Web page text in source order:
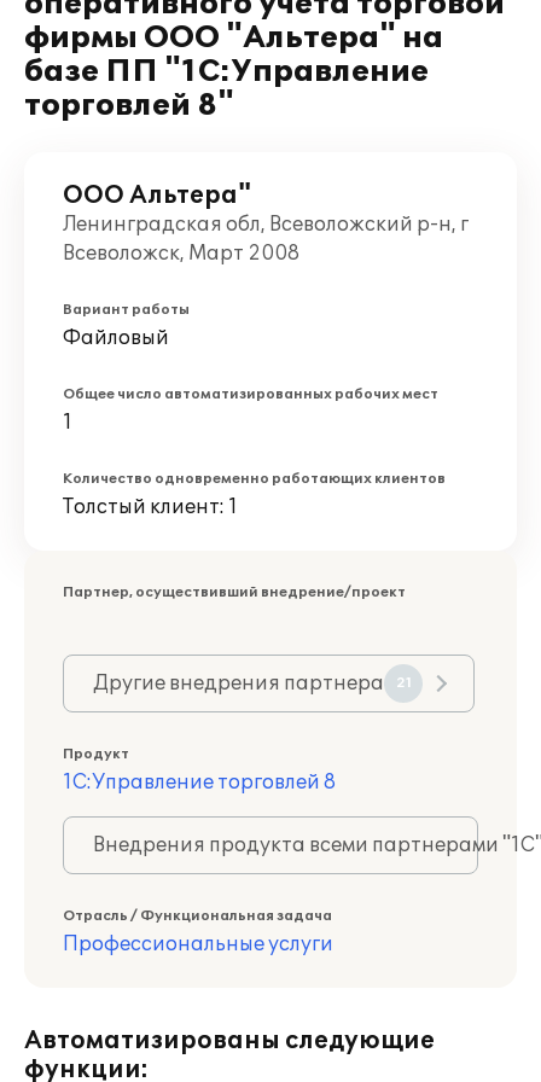
фирмы ООО "Альтера" на
базе ПП "1С:Управление
торговлей 8"
ООО Альтера"
Ленинградская обл, Всеволожский р-н, г
Всеволожск, Март 2008
Вариант работы
Файловый
Общее число автоматизированных рабочих мест
1
Количество одновременно работающих клиентов
Толстый клиент: 1
Партнер, осуществивший внедрение/проект
Другие внедрения партнера 21
Продукт
1С:Управление торговлей 8
Внедрения продукта всеми партнерами
Отрасль / Функциональная задача
Профессиональные услуги
Автоматизированы следующие
функции: